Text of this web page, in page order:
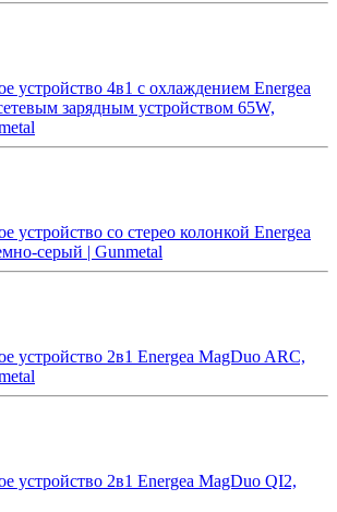
устройство 4в1 с охлаждением Energea
зарядным устройством 65W,
устройство со стерео колонкой Energea
серый | Gunmetal
устройство 2в1 Energea MagDuo ARC,
устройство 2в1 Energea MagDuo QI2,